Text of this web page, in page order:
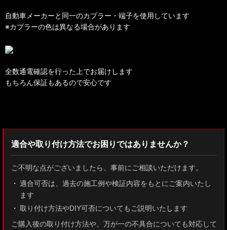
自動車メーカーと同一のカプラー・端子を使用しています
※カプラーの色は異なる場合があります
全数通電確認を行った上でお届けします
もちろん保証もあるので安心です
適合や取り付け方法でお困りではありませんか？
ご不明な点がございましたら、事前にご相談いただけます。
適合可否は、過去の施工例や検証内容をもとにご案内いたし
ます
取り付け方法やDIY可否についてもご説明いたします
ご購入後の取り付け方法や、万が一の不具合についても対応して